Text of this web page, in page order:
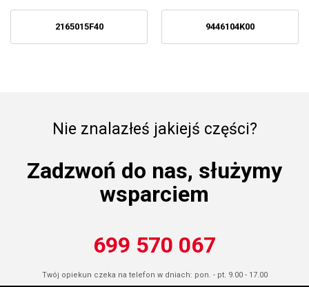
2165015F40 9446104K00
Nie znalazłeś jakiejś części?
Zadzwoń do nas, służymy
wsparciem
699 570 067
Twój opiekun czeka na telefon w dniach: pon. - pt. 9.00 - 17.00